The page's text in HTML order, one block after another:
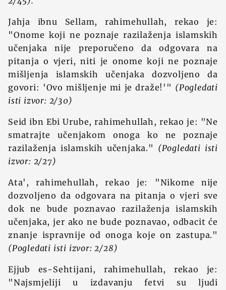
Jahja ibnu Sellam, rahimehullah, rekao je:
"Onome koji ne poznaje razilaženja islamskih
učenjaka nije preporučeno da odgovara na
pitanja o vjeri, niti je onome koji ne poznaje
mišljenja islamskih učenjaka dozvoljeno da
govori: 'Ovo mišljenje mi je draže!'" (Pogledati
isti izvor: 2/30)
Seid ibn Ebi Urube, rahimehullah, rekao je: "Ne
smatrajte učenjakom onoga ko ne poznaje
razilaženja islamskih učenjaka." (Pogledati isti
izvor: 2/27)
Ata', rahimehullah, rekao je: "Nikome nije
dozvoljeno da odgovara na pitanja o vjeri sve
dok ne bude poznavao razilaženja islamskih
učenjaka, jer ako ne bude poznavao, odbacit će
znanje ispravnije od onoga koje on zastupa."
(Pogledati isti izvor: 2/28)
Ejjub es-Sehtijani, rahimehullah, rekao je:
"Najsmjeliji u izdavanju fetvi su ljudi